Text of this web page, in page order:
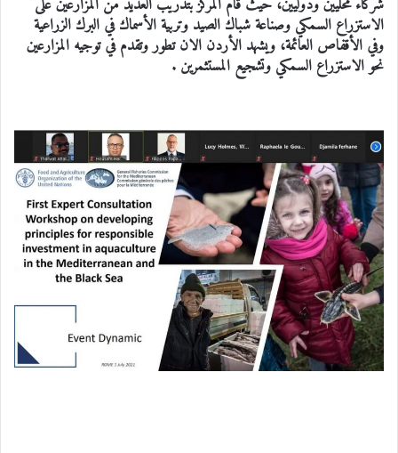
شركاء محليين ودوليين، حيث قام المركز بتدريب العديد من المزارعين على
الاستزراع السمكي وصناعة شباك الصيد وتربية الأسماك في البرك الزراعية
وفي الأقفاص العائمة، ويشهد الأردن الان تطور وتقدم في توجيه المزارعين
نحو الاستزراع السمكي وتشجيع المستثمرين .